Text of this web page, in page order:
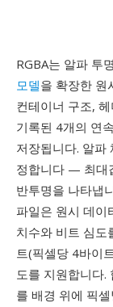
RGBA는 알파 투
모델을 확장한 원
컨테이너 구조,
기록된 4개의 연
저장됩니다. 알파
정합니다 — 최대
반투명을 나타냅
파일은 원시 데이
치수와 비트 심도
트(픽셀당 4바이
도를 지원합니다.
를 배경 위에 픽